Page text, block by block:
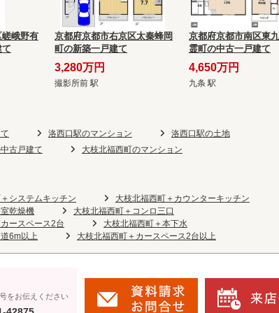
峨野有
京都府京都市右京区太秦蜂岡
町の新築一戸建て
3,280万円
撮影所前 駅
京都府京都市南区東
霊町の中古一戸建て
4,650万円
九条 駅
洛西口駅のマンション
洛西口駅の土地
古戸建て
大枝北福西町のマンション
システムキッチン
大枝北福西町＋カウンターキッチン
乾燥機
大枝北福西町＋コンロ三口
ースペース2台
大枝北福西町＋本下水
6m以上 大枝北福西町＋カースペース2台以上
をお伝えください